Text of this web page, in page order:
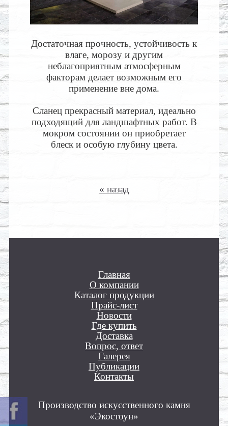
Достаточная прочность, устойчивость к
влаге, морозу и другим
неблагоприятным атмосферным
факторам делает возможным его
применение вне дома.
Сланец прекрасный материал, идеально
подходящий для ландшафтных работ. В
мокром состоянии он приобретает
блеск и особую глубину цвета.
« назад
Главная
О компании
Каталог продукции
Прайс-лист
Новости
Где купить
Доставка
Вопрос, ответ
Галерея
Публикации
Контакты
Производство искусственного камня
«Экостоун»